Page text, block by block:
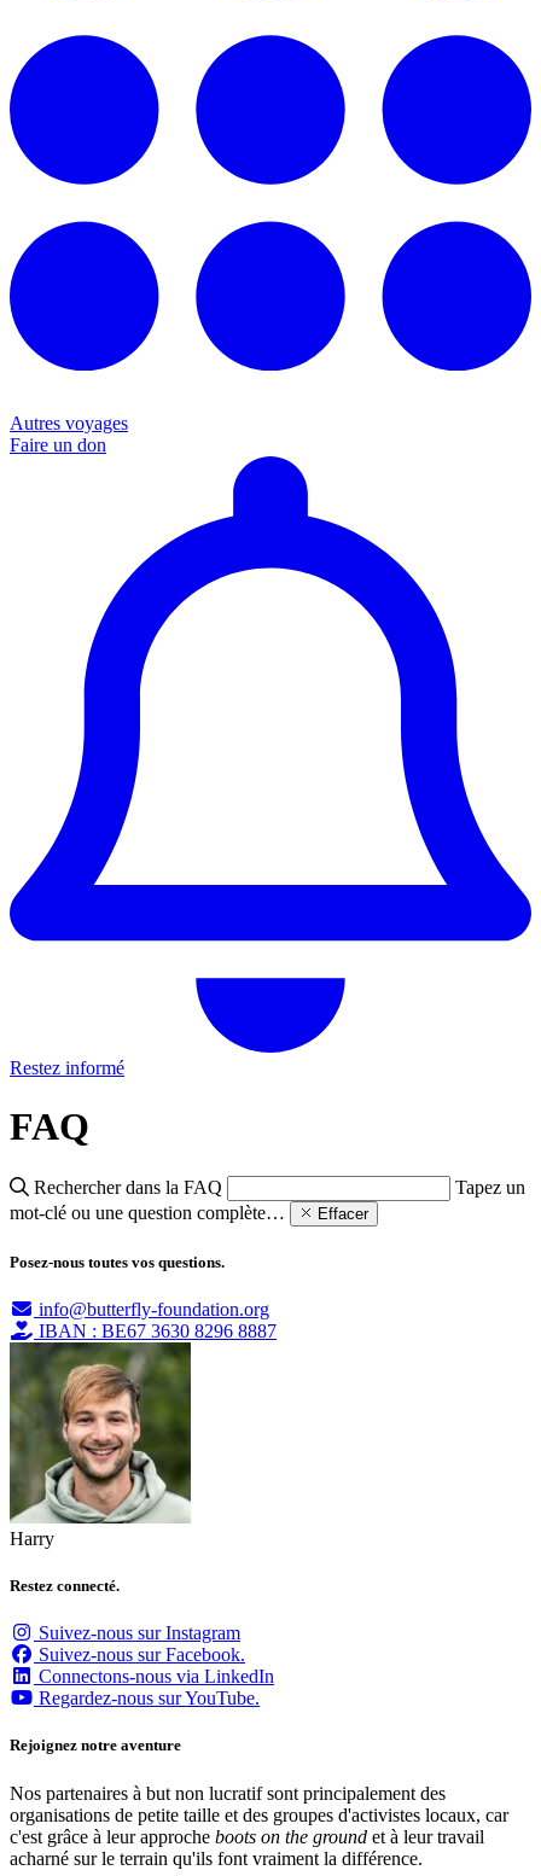
Autres voyages
Faire un don
Restez informé
FAQ
Rechercher dans la FAQ
Tapez un
mot-clé ou une question complète…
Effacer
Posez-nous toutes vos questions.
info@butterfly-foundation.org
IBAN : BE67 3630 8296 8887
Harry
Restez connecté.
Suivez-nous sur Instagram
Suivez-nous sur Facebook.
Connectons-nous via LinkedIn
Regardez-nous sur YouTube.
Rejoignez notre aventure
Nos partenaires à but non lucratif sont principalement des
organisations de petite taille et des groupes d'activistes locaux, car
c'est grâce à leur approche boots on the ground et à leur travail
acharné sur le terrain qu'ils font vraiment la différence.